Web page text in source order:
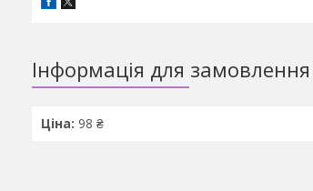
Інформація для замовлення
Ціна: 98 ₴